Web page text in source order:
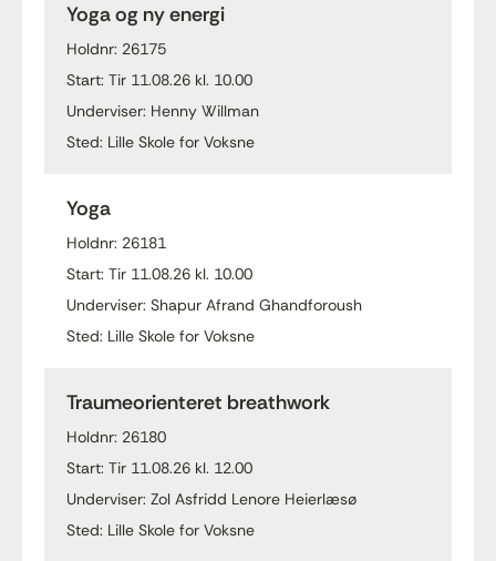
Yoga og ny energi
Holdnr: 26175
Start: Tir 11.08.26 kl. 10.00
Underviser: Henny Willman
Sted: Lille Skole for Voksne
Yoga
Holdnr: 26181
Start: Tir 11.08.26 kl. 10.00
Underviser: Shapur Afrand Ghandforoush
Sted: Lille Skole for Voksne
Traumeorienteret breathwork
Holdnr: 26180
Start: Tir 11.08.26 kl. 12.00
Underviser: Zol Asfridd Lenore Heierlæsø
Sted: Lille Skole for Voksne